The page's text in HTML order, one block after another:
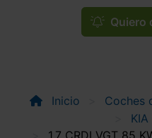
Quiero
Inicio Coches
KIA
1.7 CRDI VGT 85